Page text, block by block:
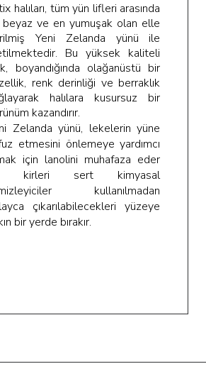
halıları, tüm yün lifleri arasında
beyaz ve en yumuşak olan elle
Yeni Zelanda yünü ile
Bu yüksek kaliteli
boyandığında olağanüstü bir
renk derinliği ve berraklık
halılara kusursuz bir
kazandırır.
Zelanda yünü, lekelerin yüne
etmesini önlemeye yardımcı
için lanolini muhafaza eder
kirleri sert kimyasal
kullanılmadan
çıkarılabilecekleri yüzeye
bir yerde bırakır.